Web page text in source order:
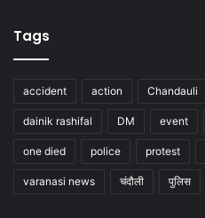
Tags
accident action Chandauli
dainik rashifal DM event
one died police protest
varanasi news चंदौली पुलिस